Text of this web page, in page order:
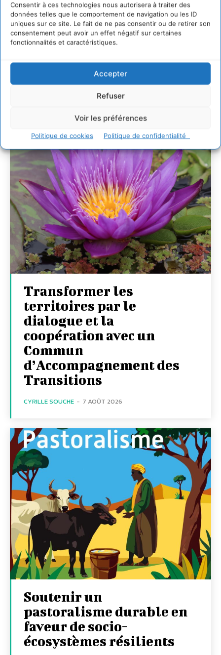
Consentir à ces technologies nous autorisera à traiter des
données telles que le comportement de navigation ou les ID
uniques sur ce site. Le fait de ne pas consentir ou de retirer son
consentement peut avoir un effet négatif sur certaines
fonctionnalités et caractéristiques.
Accepter
Refuser
Voir les préférences
Politique de cookies Politique de confidentialité
Un kit citoyen pour lever les freins au
développement des forêts comestibles dans nos
villes
29 juillet 2026
L’éco-anxiété informe et l’éco-lucidité transforme
28 juillet 2026
7 indicateurs pour des villes résilientes et durables,
adaptées au changement climatique
Transformer les
territoires par le
dialogue et la
coopération avec un
Commun
d’Accompagnement des
Transitions
CYRILLE SOUCHE - 7 AOÛT 2026
Soutenir un
pastoralisme durable en
faveur de socio-
écosystèmes résilients